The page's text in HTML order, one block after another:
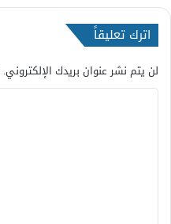
اترك تعليقاً
لن يتم نشر عنوان بريدك الإلكتروني.